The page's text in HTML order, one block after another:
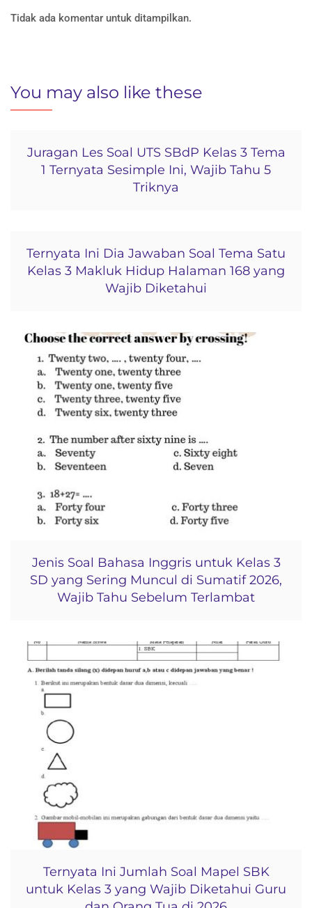
Tidak ada komentar untuk ditampilkan.
You may also like these
Juragan Les Soal UTS SBdP Kelas 3 Tema
1 Ternyata Sesimple Ini, Wajib Tahu 5
Triknya
Ternyata Ini Dia Jawaban Soal Tema Satu
Kelas 3 Makluk Hidup Halaman 168 yang
Wajib Diketahui
Jenis Soal Bahasa Inggris untuk Kelas 3
SD yang Sering Muncul di Sumatif 2026,
Wajib Tahu Sebelum Terlambat
Ternyata Ini Jumlah Soal Mapel SBK
untuk Kelas 3 yang Wajib Diketahui Guru